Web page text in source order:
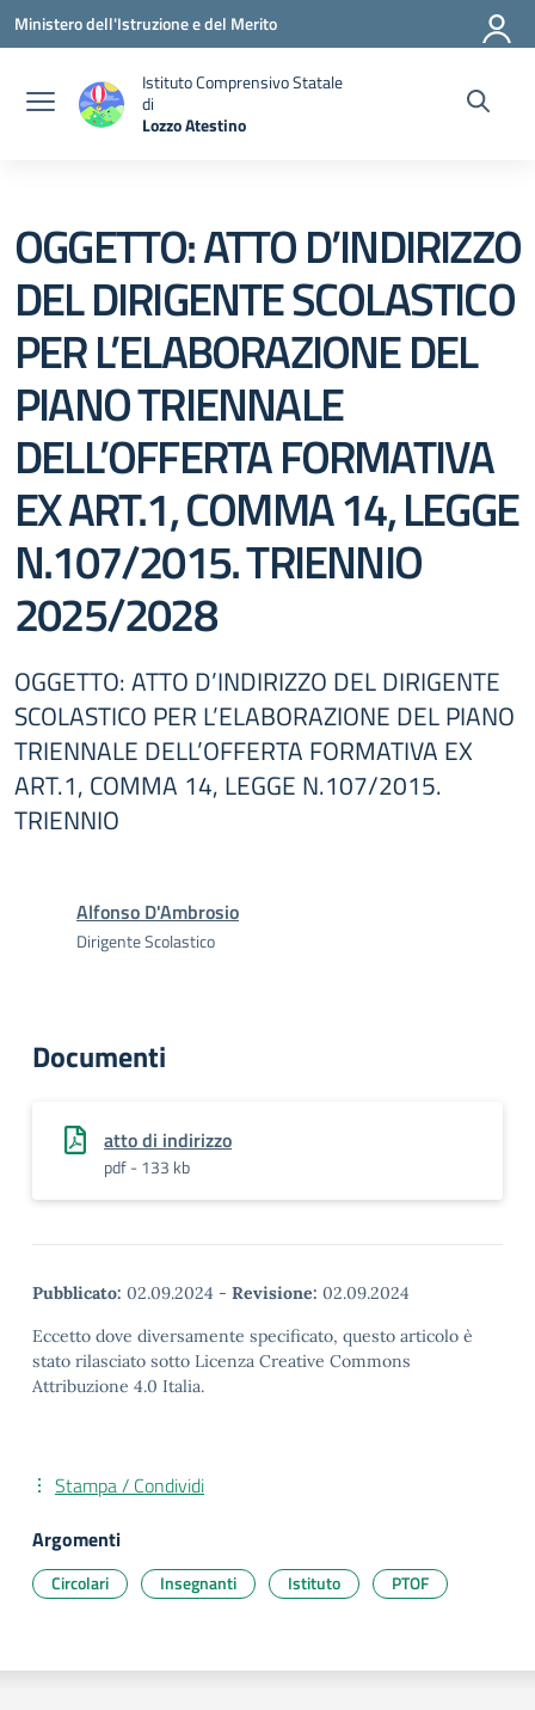
Vai ai contenuti
Vai al menu di navigazione
Vai al footer
Ministero dell'Istruzione e del Merito
Istituto Comprensivo Statale
di
Lozzo Atestino
OGGETTO: ATTO D’INDIRIZZO
DEL DIRIGENTE SCOLASTICO
PER L’ELABORAZIONE DEL
PIANO TRIENNALE
DELL’OFFERTA FORMATIVA
EX ART.1, COMMA 14, LEGGE
N.107/2015. TRIENNIO
2025/2028
OGGETTO: ATTO D’INDIRIZZO DEL DIRIGENTE
SCOLASTICO PER L’ELABORAZIONE DEL PIANO
TRIENNALE DELL’OFFERTA FORMATIVA EX
ART.1, COMMA 14, LEGGE N.107/2015.
TRIENNIO
Alfonso D'Ambrosio
Dirigente Scolastico
Documenti
atto di indirizzo
pdf - 133 kb
Pubblicato: 02.09.2024 - Revisione: 02.09.2024
Eccetto dove diversamente specificato, questo articolo è
stato rilasciato sotto Licenza Creative Commons
Attribuzione 4.0 Italia.
Stampa / Condividi
Argomenti
Circolari Insegnanti Istituto PTOF